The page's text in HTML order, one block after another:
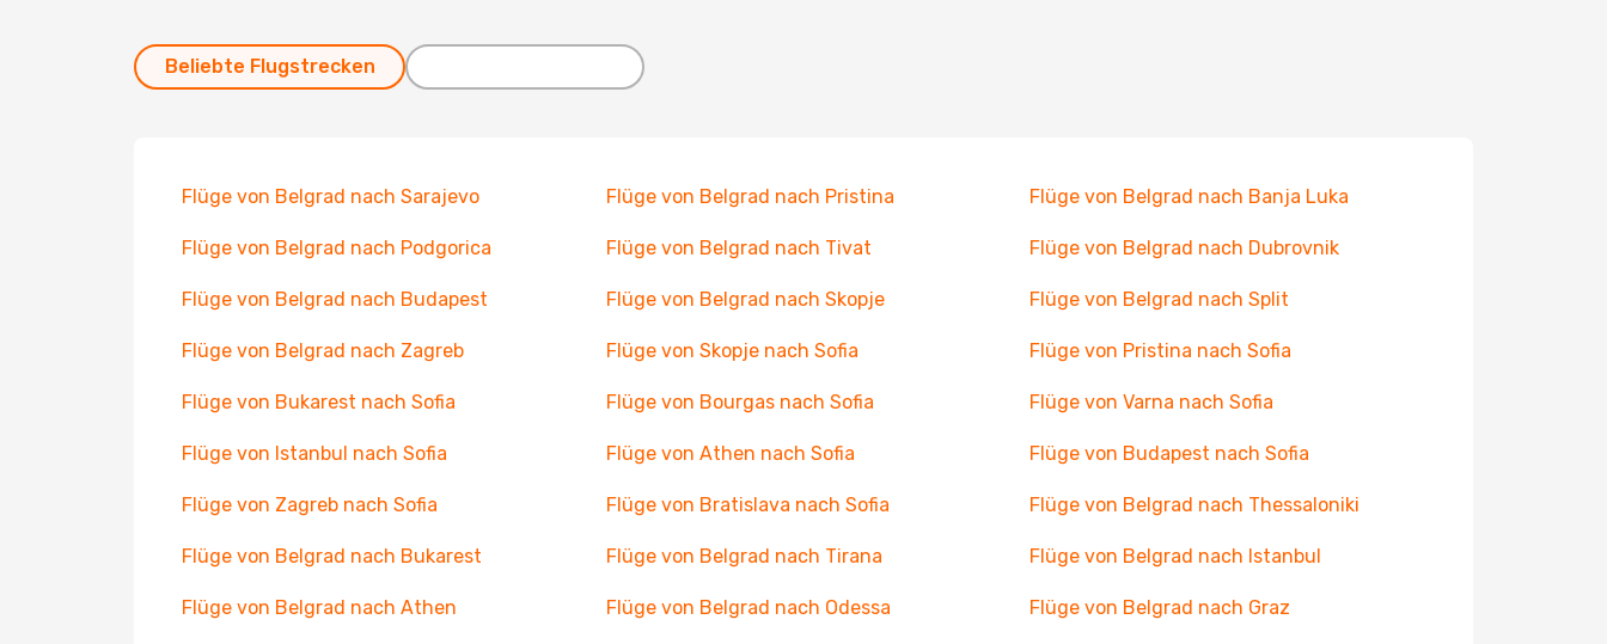
Beliebte Flugstrecken
Flüge von Belgrad nach Sarajevo Flüge von Belgrad nach Pristina Flüge von Belgrad nach Banja Luka
Flüge von Belgrad nach Podgorica Flüge von Belgrad nach Tivat Flüge von Belgrad nach Dubrovnik
Flüge von Belgrad nach Budapest Flüge von Belgrad nach Skopje Flüge von Belgrad nach Split
Flüge von Belgrad nach Zagreb Flüge von Skopje nach Sofia Flüge von Pristina nach Sofia
Flüge von Bukarest nach Sofia Flüge von Bourgas nach Sofia Flüge von Varna nach Sofia
Flüge von Istanbul nach Sofia Flüge von Athen nach Sofia Flüge von Budapest nach Sofia
Flüge von Zagreb nach Sofia Flüge von Bratislava nach Sofia Flüge von Belgrad nach Thessaloniki
Flüge von Belgrad nach Bukarest Flüge von Belgrad nach Tirana Flüge von Belgrad nach Istanbul
Flüge von Belgrad nach Athen Flüge von Belgrad nach Odessa Flüge von Belgrad nach Graz